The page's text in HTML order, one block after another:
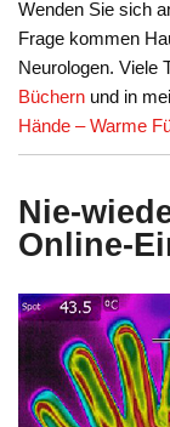
Wenden Sie sich
Frage kommen
Neurologen. Viele
Büchern und in
Hände – Warme
Nie-
Online-